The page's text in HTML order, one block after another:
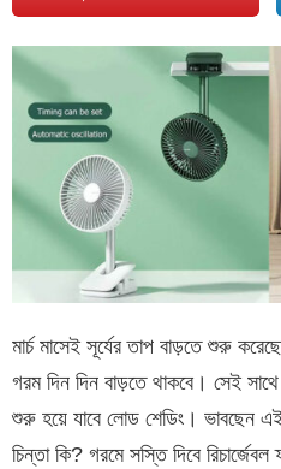
মার্চ মাসেই সূর্যের তাপ বাড়তে শুরু
গরম দিন দিন বাড়তে থাকবে। সেই
শুরু হয়ে যাবে লোড শেডিং। ভাবছেন
চিন্তা কি? গরমে সস্তি দিবে রিচার্জেবল